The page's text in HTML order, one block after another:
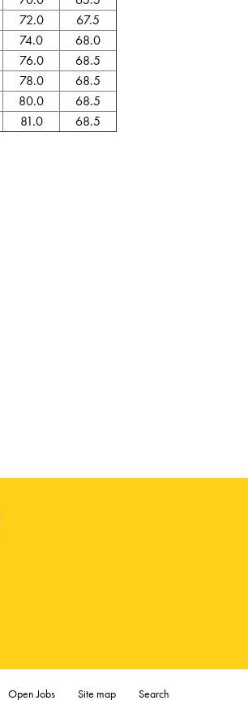
72.0
67.5
74.0
68.0
76.0
68.5
78.0
68.5
80.0
68.5
81.0 68.5
Open Jobs Site map Search